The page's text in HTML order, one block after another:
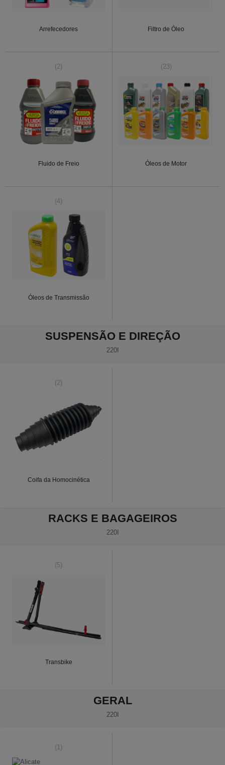
Arrefecedores Filtro de Óleo
(2)
Fluido de Freio
(23)
Óleos de Motor
(4)
Óleos de Transmissão
SUSPENSÃO E DIREÇÃO
220I
(2)
Coifa da Homocinética
RACKS E BAGAGEIROS
220I
(5)
Transbike
GERAL
220I
(1)